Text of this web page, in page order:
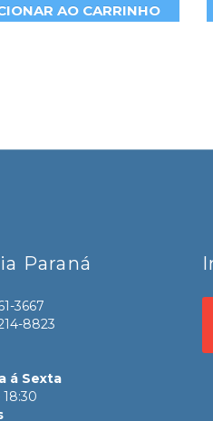
AO CARRINHO
Paraná
3667
8823
á Sexta
18:30